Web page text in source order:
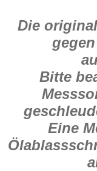
Die
Bitte
Eine